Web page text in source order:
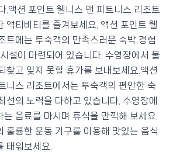
.액션 포인트 웰니스 앤 피트니스 리조트
액티비티를 즐겨보세요. 액션 포인트 웰
트에는 투숙객의 만족스러운 숙박 경험
설이 마련되어 있습니다. 수영장에서 물
찾고 잊지 못할 휴가를 보내보세요.액션
니스 리조트에서는 투숙객의 편안한 숙
선의 노력을 다하고 있습니다. 수영장에
음료를 마시며 휴식을 만끽해 보세요.
훌륭한 운동 기구를 이용해 맛있는 음식
태워보세요.